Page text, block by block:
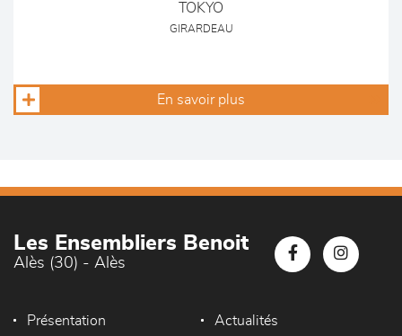
TOKYO
GIRARDEAU
En savoir plus
Les Ensembliers Benoit
Alès (30) - Alès
Présentation Actualités